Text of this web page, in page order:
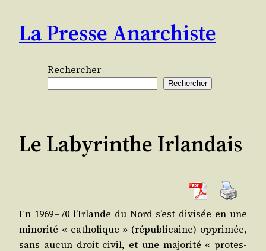
contenu
La Presse Anarchiste
Rechercher
Rechercher
Le Labyrinthe Irlandais
En 1969 – 70 l’Ir­lande du Nord s’est divi­sée en une
mino­ri­té « catho­lique » (répu­bli­caine) oppri­mée,
sans aucun droit civil, et une majo­ri­té « pro­tes­